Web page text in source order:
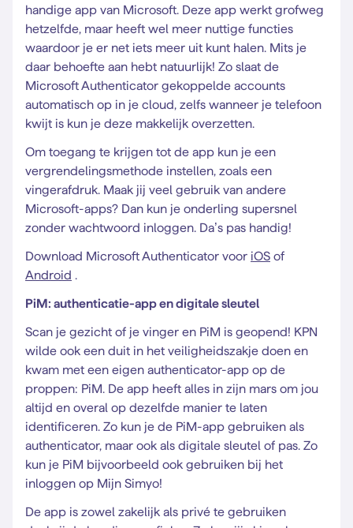
handige app van Microsoft. Deze app werkt grofweg
hetzelfde, maar heeft wel meer nuttige functies
waardoor je er net iets meer uit kunt halen. Mits je
daar behoefte aan hebt natuurlijk! Zo slaat de
Microsoft Authenticator gekoppelde accounts
automatisch op in je cloud, zelfs wanneer je telefoon
kwijt is kun je deze makkelijk overzetten.
Om toegang te krijgen tot de app kun je een
vergrendelingsmethode instellen, zoals een
vingerafdruk. Maak jij veel gebruik van andere
Microsoft-apps? Dan kun je onderling supersnel
zonder wachtwoord inloggen. Da’s pas handig!
Download Microsoft Authenticator voor iOS of
Android .
PiM: authenticatie-app en digitale sleutel
Scan je gezicht of je vinger en PiM is geopend! KPN
wilde ook een duit in het veiligheidszakje doen en
kwam met een eigen authenticator-app op de
proppen: PiM. De app heeft alles in zijn mars om jou
altijd en overal op dezelfde manier te laten
identificeren. Zo kun je de PiM-app gebruiken als
authenticator, maar ook als digitale sleutel of pas. Zo
kun je PiM bijvoorbeeld ook gebruiken bij het
inloggen op Mijn Simyo!
De app is zowel zakelijk als privé te gebruiken